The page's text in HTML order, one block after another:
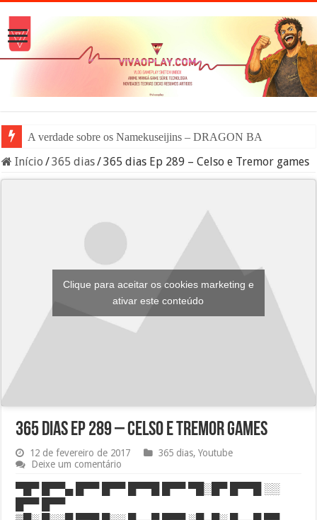
A verdade sobre os Namekuseijins – DRAGON BALL #News
Início /365 dias/365 dias Ep 289 – Celso e Tremor games
Clique para aceitar os cookies marketing e
ativar este conteúdo
365 dias Ep 289 – Celso e Tremor games
12 de fevereiro de 2017 365 dias,Youtube
Deixe um comentário
▀█▀ █▀▀▄ █▀▀ █▀▀ █▀▀█ █▀▀ ▀█░█▀ █▀▀█ ░░
█▀▀ █▀▀